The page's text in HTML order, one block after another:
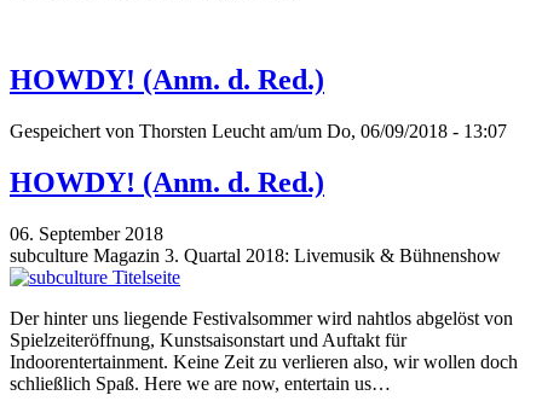
HOWDY! (Anm. d. Red.)
Gespeichert von Thorsten Leucht am/um Do, 06/09/2018 - 13:07
HOWDY! (Anm. d. Red.)
06. September 2018
subculture Magazin 3. Quartal 2018: Livemusik & Bühnenshow
Der hinter uns liegende Festivalsommer wird nahtlos abgelöst von
Spielzeiteröffnung, Kunstsaisonstart und Auftakt für
Indoorentertainment. Keine Zeit zu verlieren also, wir wollen doch
schließlich Spaß. Here we are now, entertain us…